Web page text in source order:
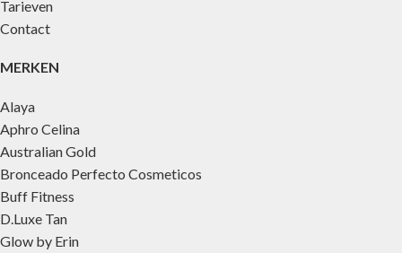
Tarieven
Contact
MERKEN
Alaya
Aphro Celina
Australian Gold
Bronceado Perfecto Cosmeticos
Buff Fitness
D.Luxe Tan
Glow by Erin